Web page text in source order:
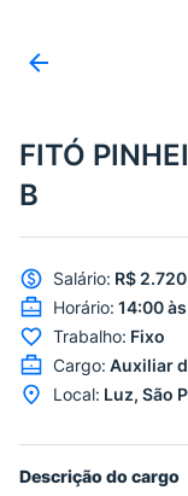
FITÓ
B
Salário: R$
Horário: 14:00
Trabalho: Fixo
Cargo: Auxiliar
Local: Luz, São
Descrição do cargo